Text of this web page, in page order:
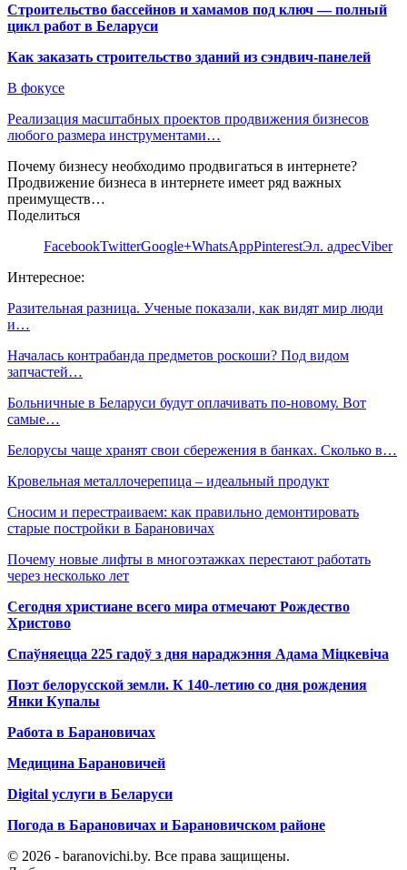
Строительство бассейнов и хамамов под ключ — полный
цикл работ в Беларуси
Как заказать строительство зданий из сэндвич-панелей
В фокусе
Реализация масштабных проектов продвижения бизнесов
любого размера инструментами…
Почему бизнесу необходимо продвигаться в интернете?
Продвижение бизнеса в интернете имеет ряд важных
преимуществ…
Поделиться
FacebookTwitterGoogle+WhatsAppPinterestЭл. адресViber
Интересное:
Разительная разница. Ученые показали, как видят мир люди
и…
Началась контрабанда предметов роскоши? Под видом
запчастей…
Больничные в Беларуси будут оплачивать по-новому. Вот
самые…
Белорусы чаще хранят свои сбережения в банках. Сколько в…
Кровельная металлочерепица – идеальный продукт
Сносим и перестраиваем: как правильно демонтировать
старые постройки в Барановичах
Почему новые лифты в многоэтажках перестают работать
через несколько лет
Сегодня христиане всего мира отмечают Рождество
Христово
Спаўняецца 225 гадоў з дня нараджэння Адама Міцкевіча
Поэт белорусской земли. К 140-летию со дня рождения
Янки Купалы
Работа в Барановичах
Медицина Барановичей
Digital услуги в Беларуси
Погода в Барановичах и Барановичском районе
© 2026 - baranovichi.by. Все права защищены.